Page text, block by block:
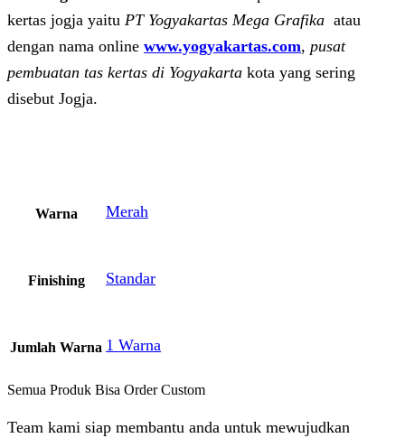
kertas jogja yaitu PT Yogyakartas Mega Grafika atau
dengan nama online www.yogyakartas.com, pusat
pembuatan tas kertas di Yogyakarta kota yang sering
disebut Jogja.
Warna Merah
Finishing Standar
Jumlah Warna 1 Warna
Semua Produk Bisa Order Custom
Team kami siap membantu anda untuk mewujudkan